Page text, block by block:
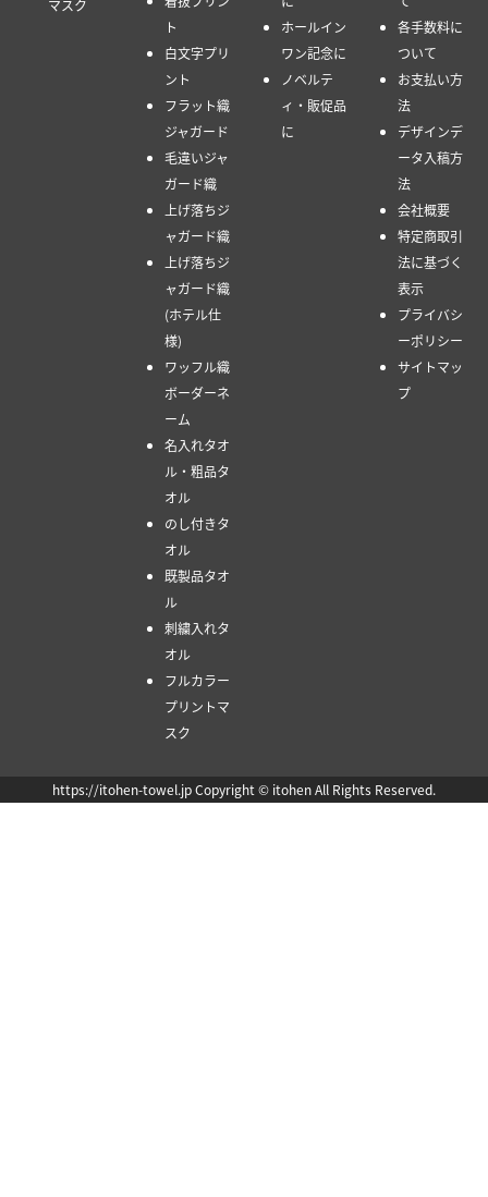
マスク
ト
白文字プリ
ント
フラット織
ジャガード
毛違いジャ
ガード織
上げ落ちジ
ャガード織
上げ落ちジ
ャガード織
(ホテル仕
様)
ワッフル織
ボーダーネ
ーム
名入れタオ
ル・粗品タ
オル
のし付きタ
オル
既製品タオ
ル
刺繍入れタ
オル
フルカラー
プリントマ
スク
ホールイン
ワン記念に
ノベルテ
ィ・販促品
に
各手数料に
ついて
お支払い方
法
デザインデ
ータ入稿方
法
会社概要
特定商取引
法に基づく
表示
プライバシ
ーポリシー
サイトマッ
プ
https://itohen-towel.jp Copyright © itohen All Rights Reserved.